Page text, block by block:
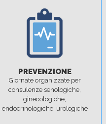
PREVENZIONE
Giornate organizzate per
consulenze senologiche,
ginecologiche,
endocrinologiche, urologiche